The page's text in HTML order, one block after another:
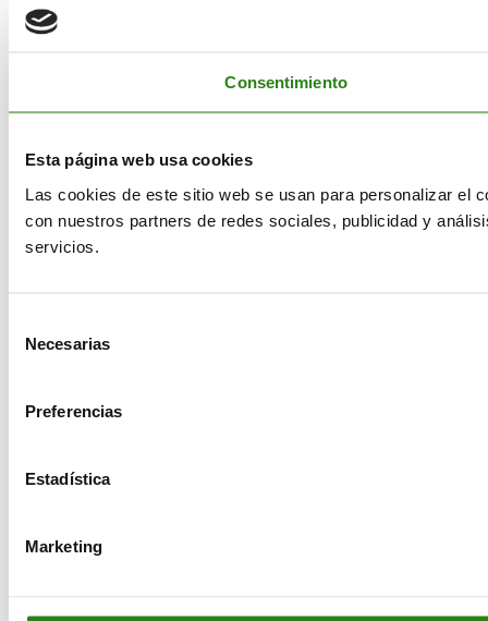
Consentimiento
Esta página web usa cookies
Las cookies de este sitio web se usan para personalizar el
con nuestros partners de redes sociales, publicidad y
servicios.
Necesarias
Preferencias
Estadística
Marketing